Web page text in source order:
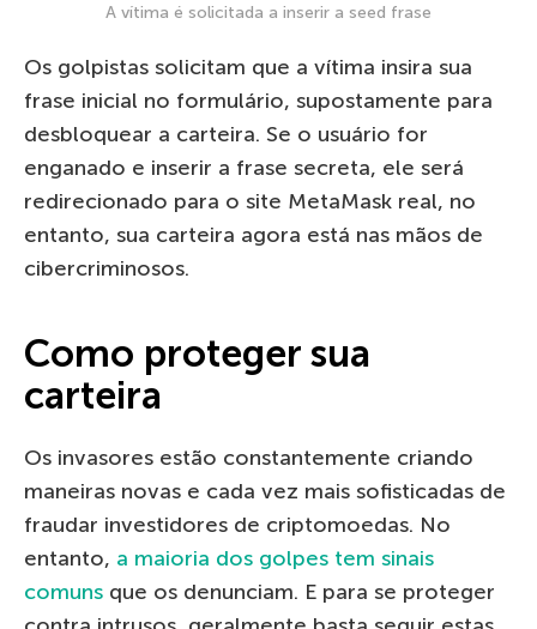
A vítima é solicitada a inserir a seed frase
Os golpistas solicitam que a vítima insira sua
frase inicial no formulário, supostamente para
desbloquear a carteira. Se o usuário for
enganado e inserir a frase secreta, ele será
redirecionado para o site MetaMask real, no
entanto, sua carteira agora está nas mãos de
cibercriminosos.
Como proteger sua
carteira
Os invasores estão constantemente criando
maneiras novas e cada vez mais sofisticadas de
fraudar investidores de criptomoedas. No
entanto, a maioria dos golpes tem sinais
comuns que os denunciam. E para se proteger